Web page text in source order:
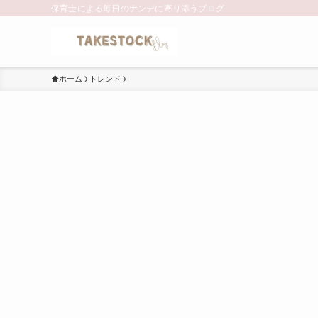
保育士による毎日のナンデに寄り添うブログ
ホーム トレンド